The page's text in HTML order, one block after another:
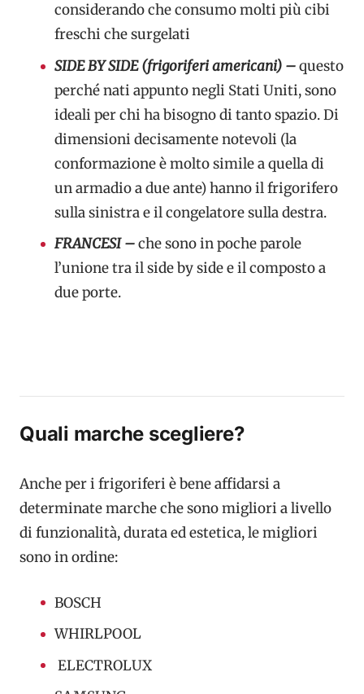
considerando che consumo molti più cibi
freschi che surgelati
SIDE BY SIDE (frigoriferi americani) –questo
perché nati appunto negli Stati Uniti, sono
ideali per chi ha bisogno di tanto spazio. Di
dimensioni decisamente notevoli (la
conformazione è molto simile a quella di
un armadio a due ante) hanno il frigorifero
sulla sinistra e il congelatore sulla destra.
FRANCESI –che sono in poche parole
l’unione tra il side by side e il composto a
due porte.
Quali marche scegliere?
Anche per i frigoriferi è bene affidarsi a
determinate marche che sono migliori a livello
di funzionalità, durata ed estetica, le migliori
sono in ordine:
BOSCH
WHIRLPOOL
ELECTROLUX